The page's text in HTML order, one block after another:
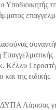
Κέλλυ
της ειδικής
Λάρισας